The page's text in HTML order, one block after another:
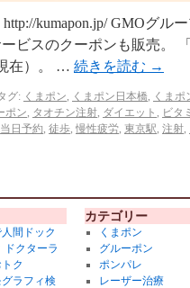
http://kumapon.jp/ GMOグ
ビスのクーポンも販売。
在）。 … 続きを読む →
グ: くまポン, くまポン日本橋, くまポ
ポン, タオチン注射, ダイエット , ビタ
当日予約, 徒歩, 慢性疲労, 東京駅, 注射,
間ドック
ドクターラ
ク
ラフィ検
カテゴリー
くまポン
グルーポン
ポンパレ
レーザー治療